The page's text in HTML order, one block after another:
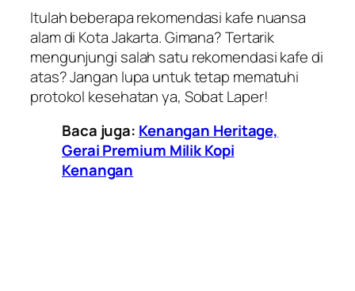
Itulah beberapa rekomendasi kafe nuansa
alam di Kota Jakarta. Gimana? Tertarik
mengunjungi salah satu rekomendasi kafe di
atas? Jangan lupa untuk tetap mematuhi
protokol kesehatan ya, Sobat Laper!
Baca juga: Kenangan Heritage,
Gerai Premium Milik Kopi
Kenangan